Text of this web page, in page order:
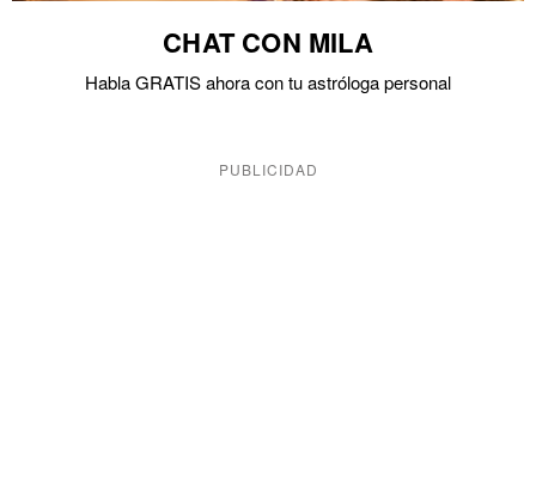
CHAT CON MILA
Habla GRATIS ahora con tu astróloga personal